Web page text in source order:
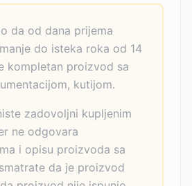
da od dana prijema
do isteka roka od 14
kompletan proizvod sa
kutijom.
zadovoljni kupljenim
ne odgovara
i opisu proizvoda sa
da je proizvod